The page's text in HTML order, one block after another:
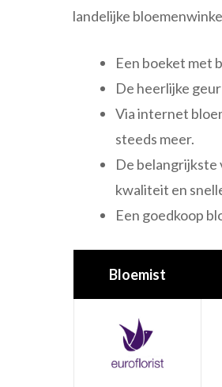
landelijke
Een boeket met
De heerlijke
Via internet
steeds meer.
De belangrijkste
kwaliteit en
Een goedkoop
Bloemist